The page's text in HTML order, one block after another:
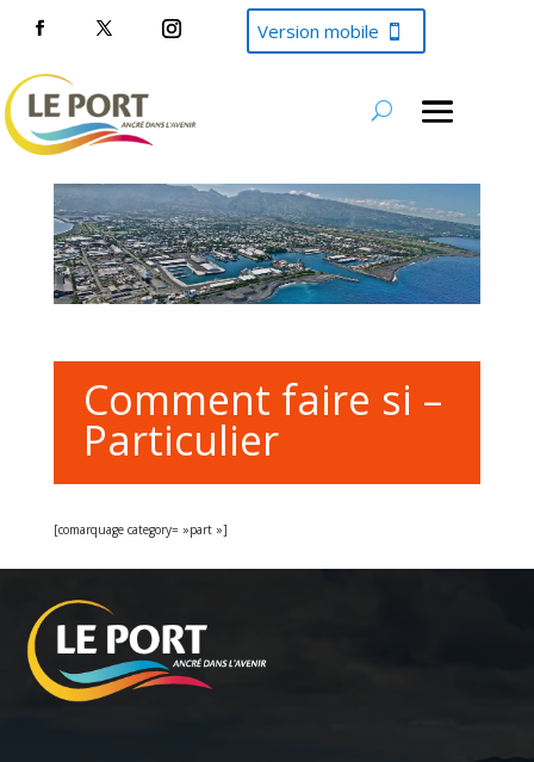
Version mobile
Comment faire si –
Particulier
[comarquage category= »part »]